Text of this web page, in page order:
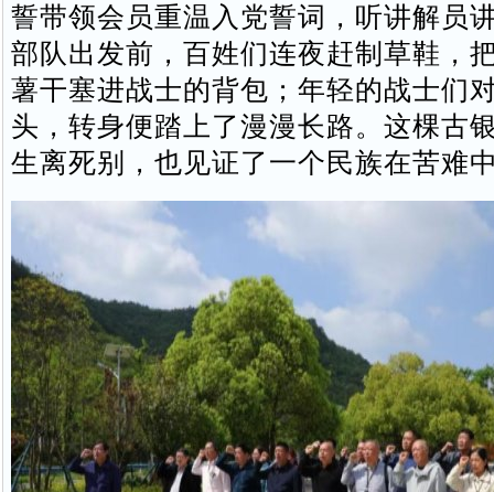
誓带领会员重温入党誓词，听讲解员
部队出发前，百姓们连夜赶制草鞋，
薯干塞进战士的背包；年轻的战士们
头，转身便踏上了漫漫长路。这棵古
生离死别，也见证了一个民族在苦难